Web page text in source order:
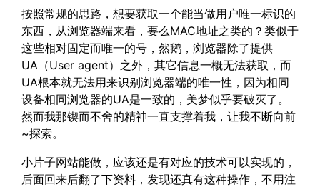
按照常规的思路，想要获取一个能当做用户唯一标识的
东西，从浏览器端来看，要么MAC地址之类的？类似于
这些相对固定而唯一的号，然鹅，浏览器除了提供
UA（User agent）之外，其它信息一概无法获取，而
UA根本就无法用来识别浏览器端的唯一性，因为相同
设备相同浏览器的UA是一致的，美梦似乎要破灭了。
然而我那锲而不舍的精神一直支撑着我，让我不断向前
~探索。
小片子网站能做，应该还是有对应的技术可以实现的，
后面回来后翻了下资料，发现还真有这种操作，不用注